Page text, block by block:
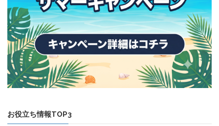
お役立ち情報TOP3